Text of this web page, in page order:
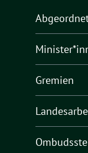
Gremien